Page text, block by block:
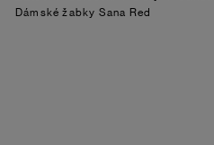
Dámské žabky Sana Red